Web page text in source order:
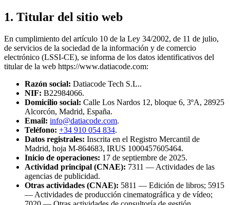
1. Titular del sitio web
En cumplimiento del artículo 10 de la Ley 34/2002, de 11 de julio,
de servicios de la sociedad de la información y de comercio
electrónico (LSSI-CE), se informa de los datos identificativos del
titular de la web https://www.datiacode.com:
Razón social: Datiacode Tech S.L..
NIF: B22984066.
Domicilio social: Calle Los Nardos 12, bloque 6, 3ºA, 28925
Alcorcón, Madrid, España.
Email: info@datiacode.com.
Teléfono: +34 910 054 834.
Datos registrales: Inscrita en el Registro Mercantil de
Madrid, hoja M-864683, IRUS 1000457605464.
Inicio de operaciones: 17 de septiembre de 2025.
Actividad principal (CNAE): 7311 — Actividades de las
agencias de publicidad.
Otras actividades (CNAE): 5811 — Edición de libros; 5915
— Actividades de producción cinematográfica y de vídeo;